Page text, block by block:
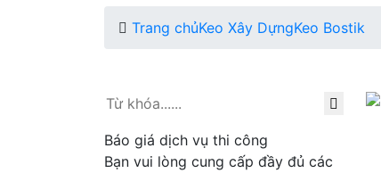
Trang chủKeo Xây DựngKeo Bostik
Báo giá dịch vụ thi công
Bạn vui lòng cung cấp đầy đủ các